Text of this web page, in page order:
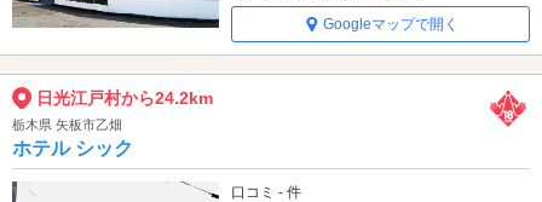
Googleマップで開く
日光江戸村から24.2km
栃木県 矢板市乙畑
ホテル シック
口コミ - 件